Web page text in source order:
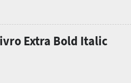
Extra Bold Italic